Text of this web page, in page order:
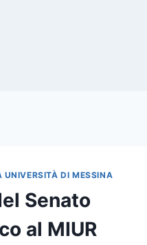
DI MESSINA
Senato
al MIUR